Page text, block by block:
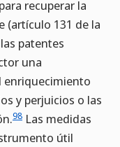
recuperar la
(artículo 131 de la
patentes
una
enriquecimiento
y perjuicios o las
98 Las medidas
útil